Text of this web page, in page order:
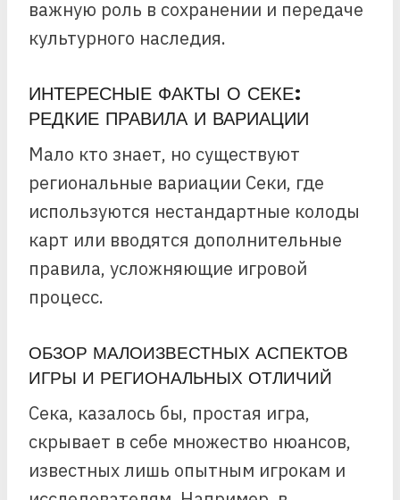
важную роль в сохранении и передаче
культурного наследия.
ИНТЕРЕСНЫЕ ФАКТЫ О СЕКЕ:
РЕДКИЕ ПРАВИЛА И ВАРИАЦИИ
Мало кто знает, но существуют
региональные вариации Секи, где
используются нестандартные колоды
карт или вводятся дополнительные
правила, усложняющие игровой
процесс.
ОБЗОР МАЛОИЗВЕСТНЫХ АСПЕКТОВ
ИГРЫ И РЕГИОНАЛЬНЫХ ОТЛИЧИЙ
Сека, казалось бы, простая игра,
скрывает в себе множество нюансов,
известных лишь опытным игрокам и